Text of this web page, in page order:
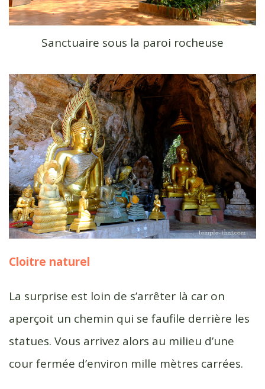
Sanctuaire sous la paroi rocheuse
Cloitre naturel
La surprise est loin de s’arrêter là car on
aperçoit un chemin qui se faufile derrière les
statues. Vous arrivez alors au milieu d’une
cour fermée d’environ mille mètres carrées.